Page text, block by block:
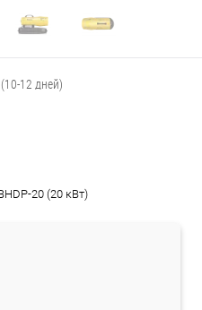
(10-12 дней)
20 (20 кВт)